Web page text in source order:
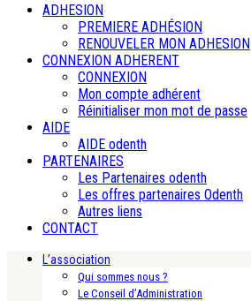
ADHESION
PREMIERE ADHÉSION
RENOUVELER MON ADHESION
CONNEXION ADHERENT
CONNEXION
Mon compte adhérent
Réinitialiser mon mot de passe
AIDE
AIDE odenth
PARTENAIRES
Les Partenaires odenth
Les offres partenaires Odenth
Autres liens
CONTACT
L’association
Qui sommes nous ?
Le Conseil d’Administration